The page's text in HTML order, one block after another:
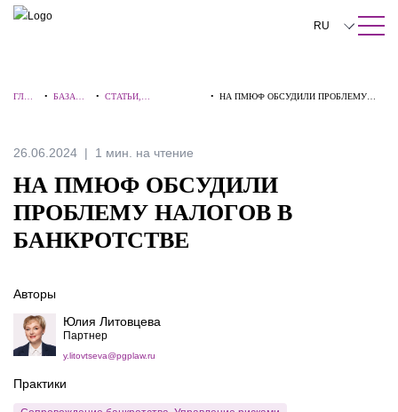
ПОИСК ПО САЙТУ Закрыть
RU
中文
ГЛАВ
• БАЗА
• СТАТЬИ,
• НА ПМЮФ ОБСУДИЛИ ПРОБЛЕМУ
26.06.2024 1 мин. на чтение
НА ПМЮФ ОБСУДИЛИ
ПРОБЛЕМУ НАЛОГОВ В
БАНКРОТСТВЕ
Авторы
Юлия Литовцева
Партнер
y.litovtseva@pgplaw.ru
Практики